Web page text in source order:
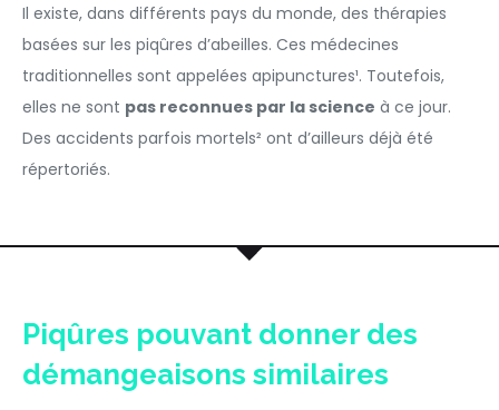
Il existe, dans différents pays du monde, des thérapies
basées sur les piqûres d’abeilles. Ces médecines
traditionnelles sont appelées apipunctures¹. Toutefois,
elles ne sont pas reconnues par la science à ce jour.
Des accidents parfois mortels² ont d’ailleurs déjà été
répertoriés.
Piqûres pouvant donner des
démangeaisons similaires